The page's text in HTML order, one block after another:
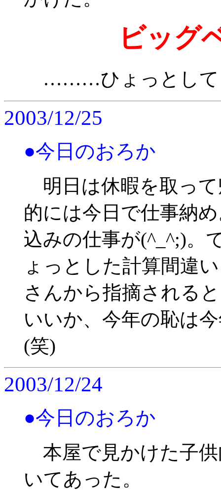
ビッグ
………ひょっとして
2003/12/25
●今日のおろか
明日は休暇を取っ
的には今日で仕事納
込みの仕事が(^_^;)。
ょっとした計算間違
さんから指摘される
いいか、今年の恥は
(笑)
2003/12/24
●今日のおろか
本屋で見かけた子
いてあった。